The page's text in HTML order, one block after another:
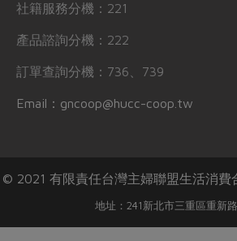
社籍服務分機：221
產品諮詢分機：222
訂單查詢分機：736、739
Email：gncoop@hucc-coop.tw
© 2021 有限責任台灣主婦聯盟生活消
地址：241新北市三重區重新